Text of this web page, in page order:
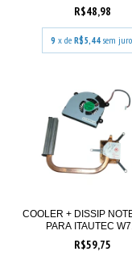
R$48,98
9 x de R$5,44 sem
COOLER + DISSIP
PARA ITAUTEC W7...
R$59,75